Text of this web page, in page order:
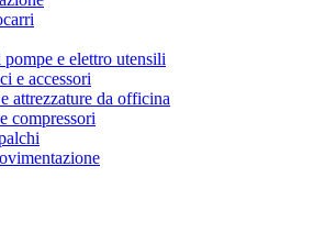
e elettro utensili
e accessori
attrezzature da officina
compressori